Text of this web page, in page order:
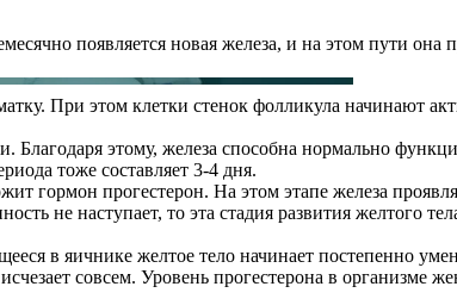
появляется новая железа, и на этом пути она
При этом клетки стенок фолликула начинают
этому, железа способна нормально
тоже составляет 3-4 дня.
гормон прогестерон. На этом этапе железа
не наступает, то эта стадия развития желтого
в яичнике желтое тело начинает постепенно
совсем. Уровень прогестерона в организме